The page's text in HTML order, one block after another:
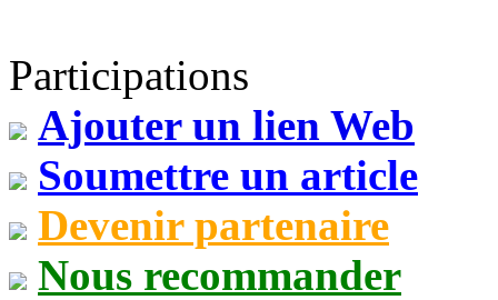
Participations
Ajouter un lien Web
Soumettre un article
Devenir partenaire
Nous recommander